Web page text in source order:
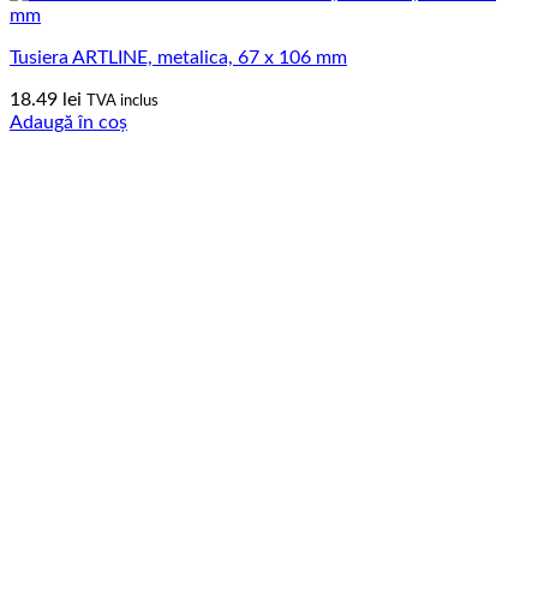
Tusiera ARTLINE, metalica, 67 x 106 mm
18.49 lei TVA inclus
Adaugă în coș